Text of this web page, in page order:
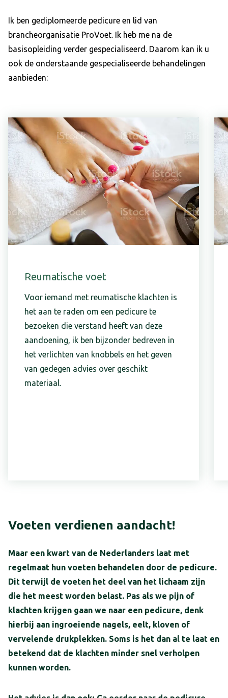
Ik ben gediplomeerde pedicure en lid van
brancheorganisatie ProVoet. Ik heb me na de
basisopleiding verder gespecialiseerd. Daarom kan ik u
ook de onderstaande gespecialiseerde behandelingen
aanbieden:
Reumatische voet
Voor iemand met reumatische klachten is
het aan te raden om een pedicure te
bezoeken die verstand heeft van deze
aandoening, ik ben bijzonder bedreven in
het verlichten van knobbels en het geven
van gedegen advies over geschikt
materiaal.
Voeten verdienen aandacht!
Maar een kwart van de Nederlanders laat met
regelmaat hun voeten behandelen door de pedicure.
Dit terwijl de voeten het deel van het lichaam zijn
die het meest worden belast. Pas als we pijn of
klachten krijgen gaan we naar een pedicure, denk
hierbij aan ingroeiende nagels, eelt, kloven of
vervelende drukplekken. Soms is het dan al te laat en
betekend dat de klachten minder snel verholpen
kunnen worden.